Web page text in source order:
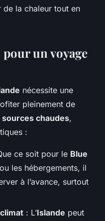
la chaleur tout en
un voyage
nécessite une
pleinement de
sources chaudes,
:
ce soit pour le Blue
les hébergements, il
à l’avance, surtout
: L’Islande peut